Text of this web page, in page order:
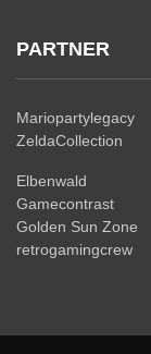
PARTNER
Mariopartylegacy
ZeldaCollection
Elbenwald
Gamecontrast
Golden Sun Zone
retrogamingcrew